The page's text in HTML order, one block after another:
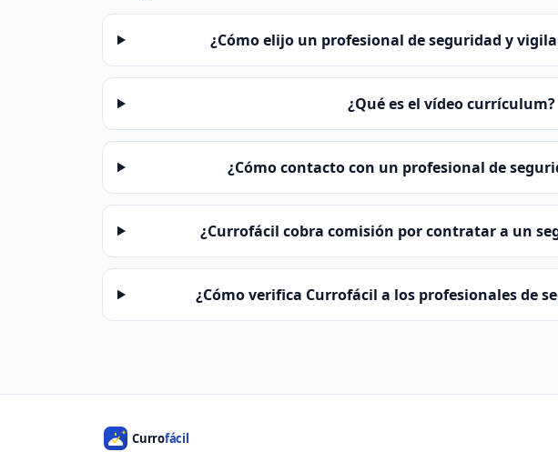
¿Cómo elijo un profesional de seguridad y
¿Qué es el vídeo currículum?
¿Cómo contacto con un profesional de
¿Currofácil cobra comisión por contratar a un
¿Cómo verifica Currofácil a los profesionales de